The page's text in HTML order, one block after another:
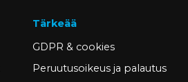
Tärkeää
GDPR & cookies
Peruutusoikeus ja palautus